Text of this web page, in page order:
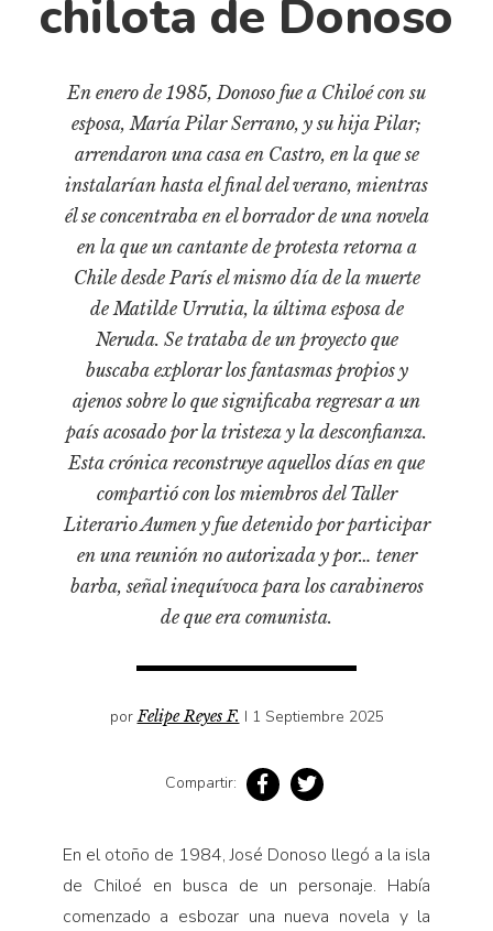
Documentos
Historia material de los libros
Lagunas mentales
Libros usados
Medioambiente
Narrativas visuales
Pensamiento
Pensamiento ilustrado
Personaje
Personajes secundarios
Relecturas
Turismo accidental
chilota de Donoso
En enero de 1985, Donoso fue a Chiloé con su
esposa, María Pilar Serrano, y su hija Pilar;
arrendaron una casa en Castro, en la que se
instalarían hasta el final del verano, mientras
él se concentraba en el borrador de una novela
en la que un cantante de protesta retorna a
Chile desde París el mismo día de la muerte
de Matilde Urrutia, la última esposa de
Neruda. Se trataba de un proyecto que
buscaba explorar los fantasmas propios y
ajenos sobre lo que significaba regresar a un
país acosado por la tristeza y la desconfianza.
Esta crónica reconstruye aquellos días en que
compartió con los miembros del Taller
Literario Aumen y fue detenido por participar
en una reunión no autorizada y por… tener
barba, señal inequívoca para los carabineros
de que era comunista.
porFelipe Reyes F. I 1 Septiembre 2025
Compartir:
En el otoño de 1984, José Donoso llegó a la isla
de Chiloé en busca de un personaje. Había
comenzado a esbozar una nueva novela y la